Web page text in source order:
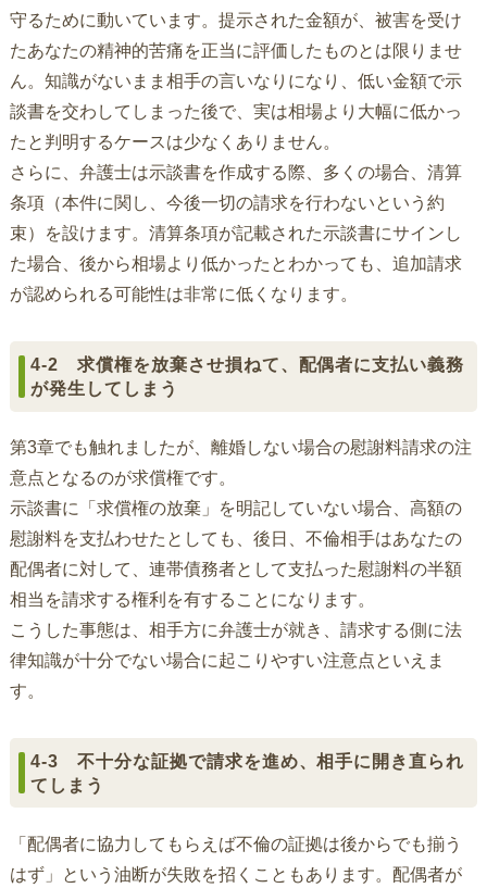
守るために動いています。提示された金額が、被害を受け
たあなたの精神的苦痛を正当に評価したものとは限りませ
ん。知識がないまま相手の言いなりになり、低い金額で示
談書を交わしてしまった後で、実は相場より大幅に低かっ
たと判明するケースは少なくありません。
さらに、弁護士は示談書を作成する際、多くの場合、清算
条項（本件に関し、今後一切の請求を行わないという約
束）を設けます。清算条項が記載された示談書にサインし
た場合、後から相場より低かったとわかっても、追加請求
が認められる可能性は非常に低くなります。
4-2 求償権を放棄させ損ねて、配偶者に支払い義務
が発生してしまう
第3章でも触れましたが、離婚しない場合の慰謝料請求の注
意点となるのが求償権です。
示談書に「求償権の放棄」を明記していない場合、高額の
慰謝料を支払わせたとしても、後日、不倫相手はあなたの
配偶者に対して、連帯債務者として支払った慰謝料の半額
相当を請求する権利を有することになります。
こうした事態は、相手方に弁護士が就き、請求する側に法
律知識が十分でない場合に起こりやすい注意点といえま
す。
4-3 不十分な証拠で請求を進め、相手に開き直られ
てしまう
「配偶者に協力してもらえば不倫の証拠は後からでも揃う
はず」という油断が失敗を招くこともあります。配偶者が